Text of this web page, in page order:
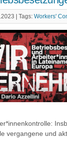
| Tags: Workers'
vergangene und